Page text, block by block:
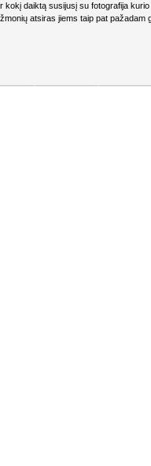
kokį daiktą susijusį su fotografija
atsiras jiems taip pat